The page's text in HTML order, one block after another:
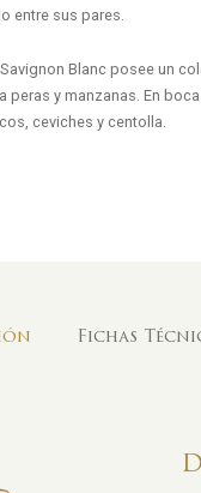
entre sus pares.
Savignon Blanc posee un
peras y manzanas. En
ceviches y centolla.
Fichas